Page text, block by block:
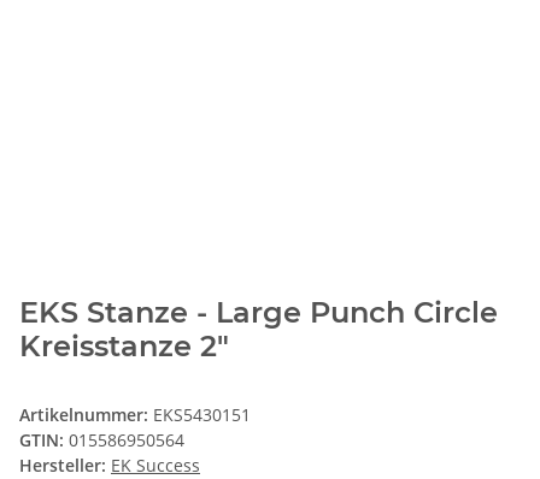
EKS Stanze - Large Punch Circle
Kreisstanze 2"
Artikelnummer: EKS5430151
GTIN: 015586950564
Hersteller: EK Success